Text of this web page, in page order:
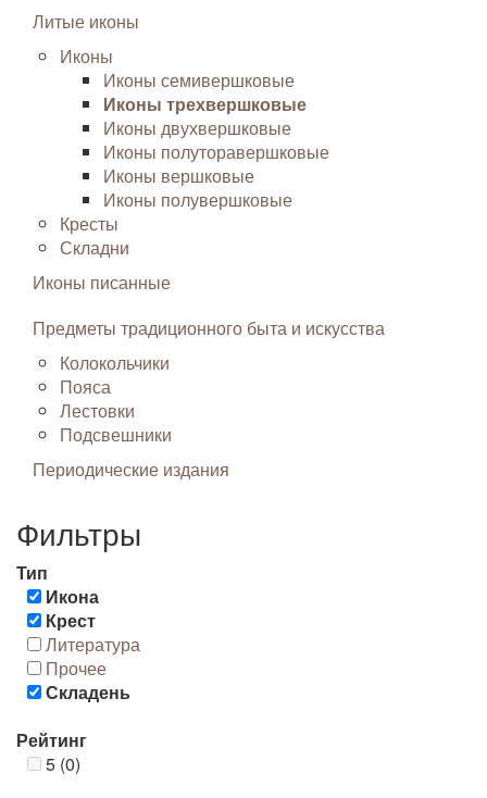
Литые иконы
Иконы
Иконы семивершковые
Иконы трехвершковые
Иконы двухвершковые
Иконы полуторавершковые
Иконы вершковые
Иконы полувершковые
Кресты
Складни
Иконы писанные
Предметы традиционного быта и искусства
Колокольчики
Пояса
Лестовки
Подсвешники
Периодические издания
Фильтры
Тип
Икона
Крест
Литература
Прочее
Складень
Рейтинг
5 (0)